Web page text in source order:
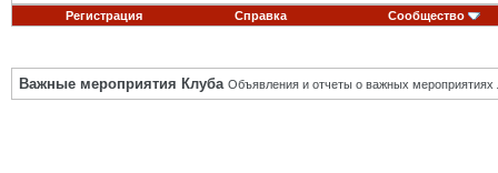
Регистрация Справка Сообщество
Важные мероприятия Клуба Объявления и отчеты о важных мероприятиях